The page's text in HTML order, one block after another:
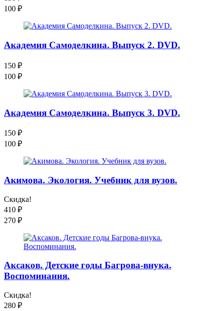
100 ₽
Академия Самоделкина. Выпуск 2. DVD.
150 ₽
100 ₽
Академия Самоделкина. Выпуск 3. DVD.
150 ₽
100 ₽
Акимова. Экология. Учебник для вузов.
Скидка!
410 ₽
270 ₽
Аксаков. Детские годы Багрова-внука.
Воспоминания.
Скидка!
280 ₽